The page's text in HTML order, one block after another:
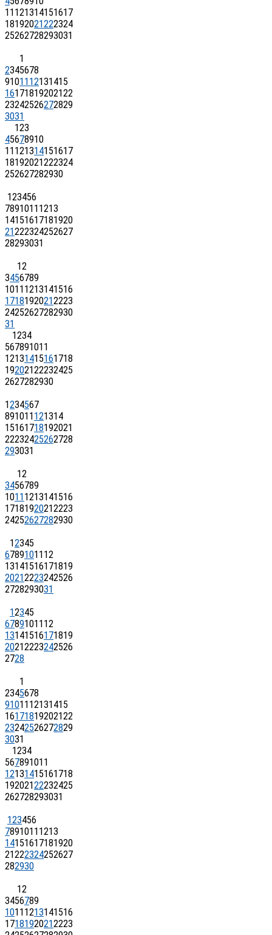
11 121314151617
18192021222324
25262728293031
1
2345678
91011 12131415
16171819202122
23242526272829
3031
123
45678910
11 121314151617
18192021222324
252627282930
123456
7891011 1213
14151617181920
21222324252627
28293031
12
3456789
1011 1213141516
17181920212223
24252627282930
31
1234
567891011
12131415161718
19202122232425
2627282930
1234567
891011 121314
15161718192021
22232425262728
293031
12
3456789
1011 1213141516
17181920212223
24252627282930
12345
67891011 12
13141516171819
20212223242526
2728293031
12345
67891011 12
13141516171819
20212223242526
2728
1
2345678
91011 12131415
16171819202122
23242526272829
3031
1234
567891011
12131415161718
19202122232425
262728293031
123456
7891011 1213
14151617181920
21222324252627
282930
12
3456789
1011 1213141516
17181920212223